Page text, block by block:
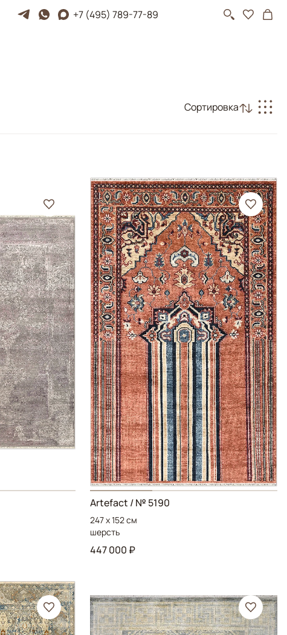
+7 (495) 789-77-89
Сортировка
Artefact / № 5190
247 x 152 см
шерсть
447 000 ₽